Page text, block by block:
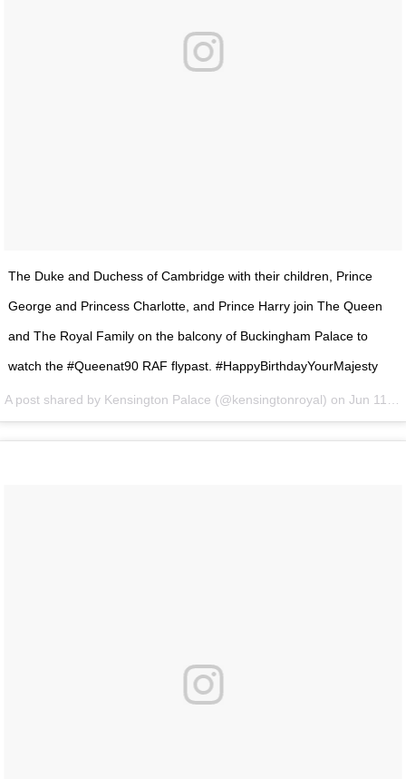
The Duke and Duchess of Cambridge with their children, Prince
George and Princess Charlotte, and Prince Harry join The Queen
and The Royal Family on the balcony of Buckingham Palace to
watch the #Queenat90 RAF flypast. #HappyBirthdayYourMajesty
A post shared by Kensington Palace (@kensingtonroyal) on Jun 11, 2016 at 5:35am PDT